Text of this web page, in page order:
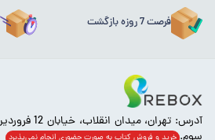
فرصت 7 روزه بازگشت